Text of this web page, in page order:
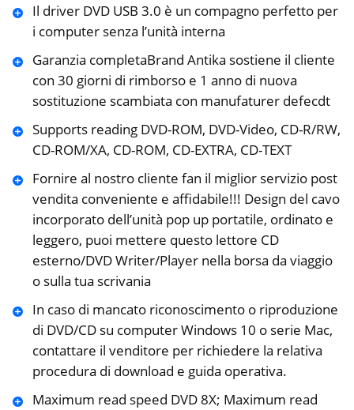
Il driver DVD USB 3.0 è un compagno perfetto per
i computer senza l’unità interna
Garanzia completaBrand Antika sostiene il cliente
con 30 giorni di rimborso e 1 anno di nuova
sostituzione scambiata con manufaturer defecdt
Supports reading DVD-ROM, DVD-Video, CD-R/RW,
CD-ROM/XA, CD-ROM, CD-EXTRA, CD-TEXT
Fornire al nostro cliente fan il miglior servizio post
vendita conveniente e affidabile!!! Design del cavo
incorporato dell’unità pop up portatile, ordinato e
leggero, puoi mettere questo lettore CD
esterno/DVD Writer/Player nella borsa da viaggio
o sulla tua scrivania
In caso di mancato riconoscimento o riproduzione
di DVD/CD su computer Windows 10 o serie Mac,
contattare il venditore per richiedere la relativa
procedura di download e guida operativa.
Maximum read speed DVD 8X; Maximum read